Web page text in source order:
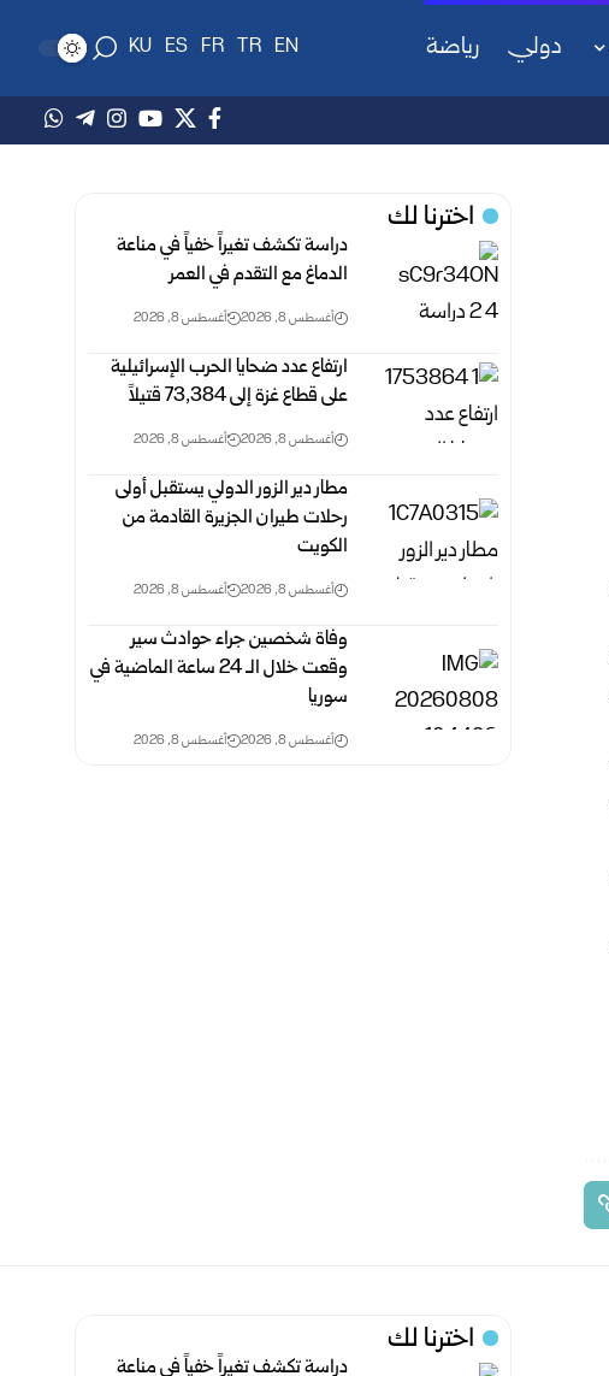
دولي رياضة EN
TR
FR
ES
KU
اخترنا لك
دراسة تكشف تغيراً خفياً في مناعة
الدماغ مع التقدم في العمر
أغسطس 8, 2026 أغسطس 8, 2026
ارتفاع عدد ضحايا الحرب الإسرائيلية
على قطاع غزة ‏إلى 73,384 ‏قتيلاً‎ ‎
أغسطس 8, 2026 أغسطس 8, 2026
مطار دير الزور الدولي يستقبل أولى
رحلات طيران الجزيرة ‏القادمة من
الكويت
أغسطس 8, 2026 أغسطس 8, 2026
وفاة شخصين جراء حوادث سير
وقعت خلال الـ 24 ‏ساعة الماضية في
سوريا
أغسطس 8, 2026 أغسطس 8, 2026
اخترنا لك
دراسة تكشف تغيراً خفياً في مناعة